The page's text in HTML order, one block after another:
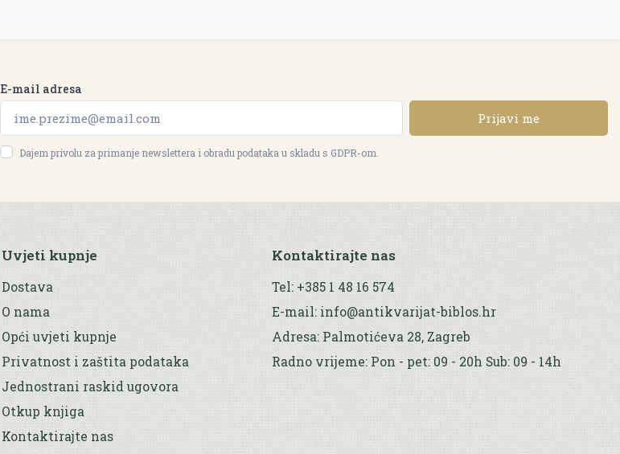
E-mail adresa
Prijavi me
Dajem privolu za primanje newslettera i obradu podataka u skladu s GDPR-om.
Uvjeti kupnje
Dostava
O nama
Opći uvjeti kupnje
Privatnost i zaštita podataka
Jednostrani raskid ugovora
Otkup knjiga
Kontaktirajte nas
Kontaktirajte nas
Tel: +385 1 48 16 574
E-mail: info@antikvarijat-biblos.hr
Adresa: Palmotićeva 28, Zagreb
Radno vrijeme: Pon - pet: 09 - 20h Sub: 09 - 14h